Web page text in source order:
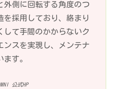
外側に回転する角度のつ
を採用しており、絡まり
して手間のかからないク
ンスを実現し、メンテナ
す。
公式HP